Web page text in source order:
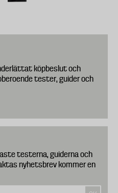
köpbeslut och
tester, guider och
testerna, guiderna och
nyhetsbrev kommer en